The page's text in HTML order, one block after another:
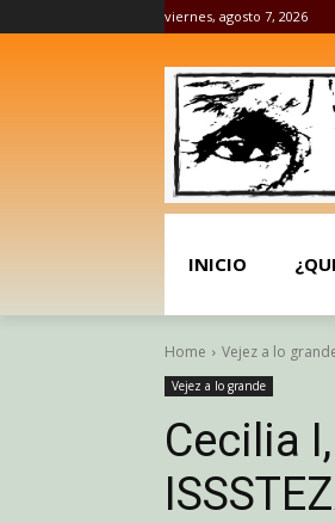
viernes, agosto 7, 2026
INICIO
Home Vejez a lo
Vejez a lo grande
Cecilia